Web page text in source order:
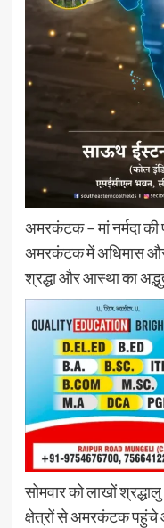
अमरकंटक – मां नर्मदा की
अमरकंटक में अधिमास
श्रद्धा और आस्था का
सोमवार को लाखों
क्षेत्रों से अमरकंटक पहुंचे